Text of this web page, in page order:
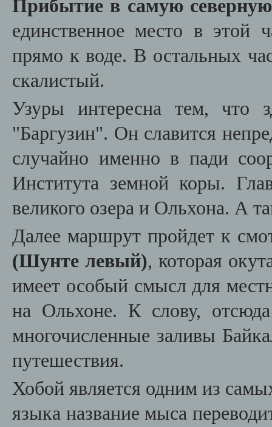
Прибытие в самую
единственное место в этой
прямо к воде. В остальных
скалистый.
Узуры интересна тем, что
"Баргузин". Он славится
случайно именно в пади
Института земной коры.
великого озера и Ольхона. А
Далее маршрут пройдет к
(Шунте левый), которая
имеет особый смысл для
на Ольхоне. К слову,
многочисленные заливы
путешествия.
Хобой является одним из
языка название мыса